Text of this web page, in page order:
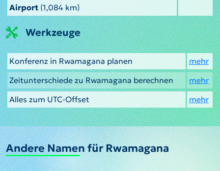
Airport (1,084 km)
Werkzeuge
Konferenz in Rwamagana planen
mehr
Zeitunterschiede zu Rwamagana berechnen
mehr
Alles zum UTC-Offset
mehr
Andere Namen für Rwamagana